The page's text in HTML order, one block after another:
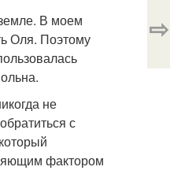
В моем
Оля. Поэтому
не
с
фактором
⇨